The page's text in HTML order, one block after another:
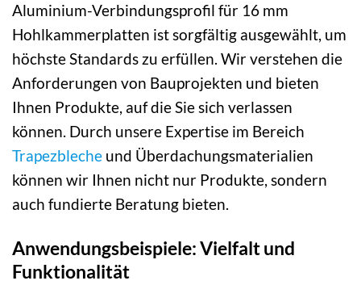
Aluminium-Verbindungsprofil für 16 mm
Hohlkammerplatten ist sorgfältig ausgewählt, um
höchste Standards zu erfüllen. Wir verstehen die
Anforderungen von Bauprojekten und bieten
Ihnen Produkte, auf die Sie sich verlassen
können. Durch unsere Expertise im Bereich
Trapezbleche und Überdachungsmaterialien
können wir Ihnen nicht nur Produkte, sondern
auch fundierte Beratung bieten.
Anwendungsbeispiele: Vielfalt und
Funktionalität